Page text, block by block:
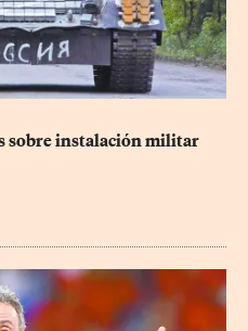
sobre instalación militar